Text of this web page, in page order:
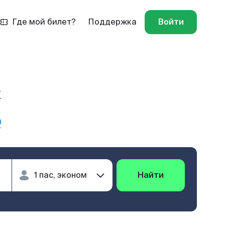
Где мой билет? Поддержка Войти
Найти